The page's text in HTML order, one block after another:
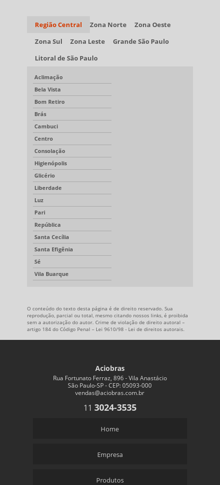
Região Central Zona Norte
Zona Oeste
Zona Sul
Zona Leste
Grande São Paulo
Litoral de São Paulo
Aclimação
Bela Vista
Bom Retiro
Brás
Cambuci
Centro
Consolação
Higienópolis
Glicério
Liberdade
Luz
Pari
República
Santa Cecília
Santa Efigênia
Sé
Vila Buarque
O conteúdo do texto desta página é de direito reservado. Sua
reprodução, parcial ou total, mesmo citando nossos links, é proibida
sem a autorização do autor. Crime de violação de direito autoral –
artigo 184 do Código Penal – Lei 9610/98 - Lei de direitos autorais.
Aciobras
Rua Fortunato Ferraz, 896 - Vila Anastácio
São Paulo-SP - CEP: 05093-000
vendas@aciobras.com.br
11 3024-3535
Home
Empresa
Produtos